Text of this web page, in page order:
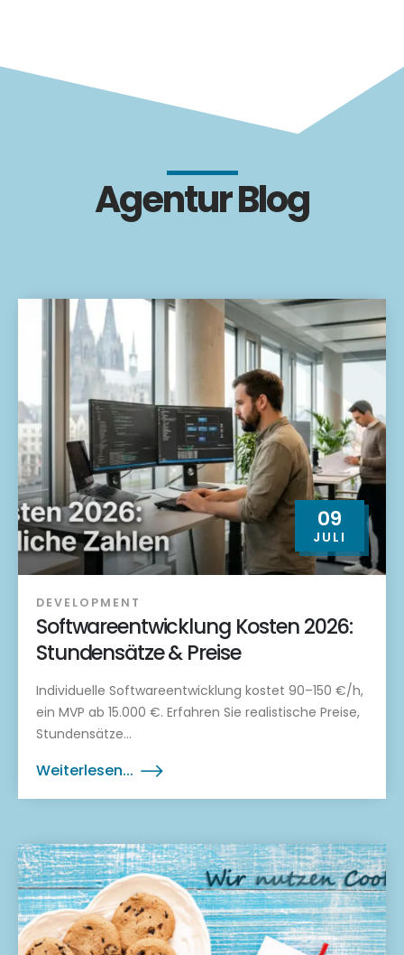
Agentur Blog
09
JULI
DEVELOPMENT
Softwareentwicklung Kosten 2026:
Stundensätze & Preise
Individuelle Softwareentwicklung kostet 90–150 €/h,
ein MVP ab 15.000 €. Erfahren Sie realistische Preise,
Stundensätze...
Weiterlesen...